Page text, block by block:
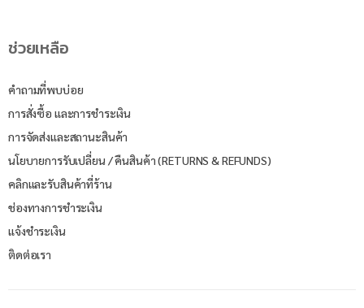
ช่วยเหลือ
คำถามที่พบบ่อย
การสั่งซื้อ และการชำระเงิน
การจัดส่งและสถานะสินค้า
นโยบายการรับเปลี่ยน / คืนสินค้า (RETURNS & REFUNDS)
คลิกและรับสินค้าที่ร้าน
ช่องทางการชำระเงิน
แจ้งชำระเงิน
ติดต่อเรา